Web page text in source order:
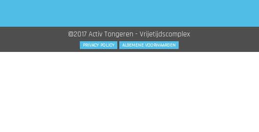
©2017 Activ Tongeren - Vrijetijdscomplex
PRIVACY POLICY ALGEMENE VOORWAARDEN